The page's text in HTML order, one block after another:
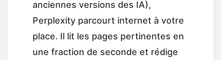
anciennes versions des IA),
Perplexity parcourt internet à votre
place. Il lit les pages pertinentes en
une fraction de seconde et rédige